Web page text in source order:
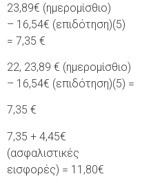
23,89€ (ημερομίσθιο)
– 16,54€ (επιδότηση)(5)
= 7,35 €
22, 23,89 € (ημερομίσθιο)
– 16,54€ (επιδότηση)(5) =
7,35 €
7,35 + 4,45€
(ασφαλιστικές
εισφορές) = 11,80€